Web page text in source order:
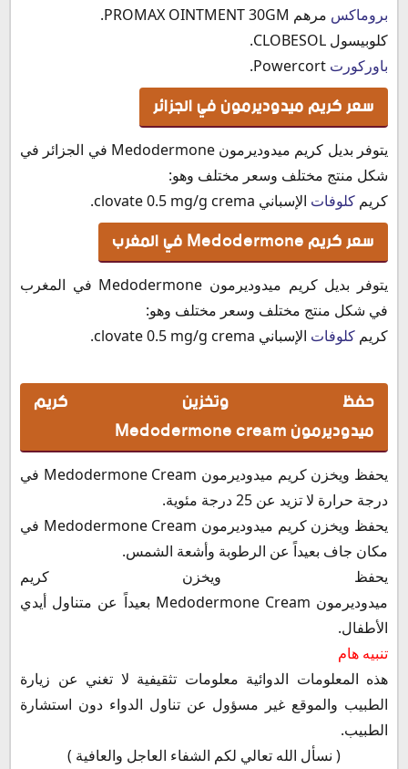
بروماكس مرهم PROMAX OINTMENT 30GM.
كلوبيسول CLOBESOL.
باوركورت
سعر كريم ميدوديرمون في الجزائر
يتوفر بديل كريم ميدوديرمون Medodermone في الجزائر في
شكل منتج مختلف وسعر مختلف وهو:
كريم كلوفات الإسباني clovate 0.5 mg/g crema.
سعر كريم Medodermone في المغرب
يتوفر بديل كريم ميدوديرمون Medodermone في المغرب
في شكل منتج مختلف وسعر مختلف وهو:
كريم كلوفات الإسباني clovate 0.5 mg/g crema.
حفظ وتخزين كريم
ميدوديرمون Medodermone cream
يحفظ ويخزن كريم ميدوديرمون Medodermone Cream في
درجة حرارة لا تزيد عن 25 درجة مئوية.
يحفظ ويخزن كريم ميدوديرمون Medodermone Cream في
مكان جاف بعيداً عن الرطوبة وأشعة الشمس.
يحفظ ويخزن كريم
ميدوديرمون Medodermone Cream بعيداً عن متناول أيدي
الأطفال.
تنبيه هام
هذه المعلومات الدوائية معلومات تثقيفية لا تغني عن زيارة
الطبيب والموقع غير مسؤول عن تناول الدواء دون استشارة
الطبيب.
( نسأل الله تعالي لكم الشفاء العاجل والعافية )